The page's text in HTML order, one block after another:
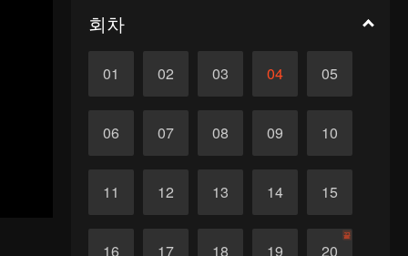
회차
01 02 03 04 05
06 07 08 09 10
11 12 13 14 15
16 17 18 19 20
끝